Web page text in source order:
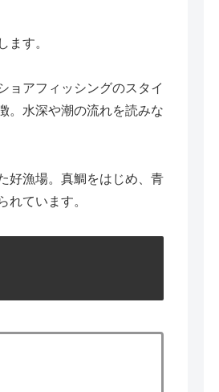
ます。
ョアフィッシングのスタイ
。水深や潮の流れを読みな
好漁場。真鯛をはじめ、青
ています。